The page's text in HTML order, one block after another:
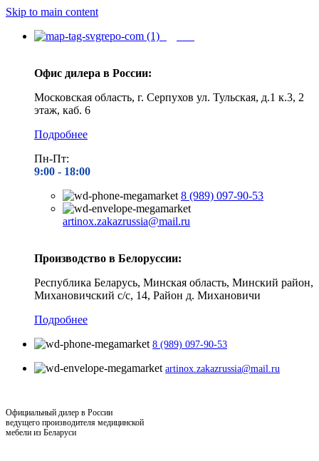
Skip to main content
Офис дилера в России:
Московская область, г. Серпухов ул. Тульская, д.1 к.3, 2
этаж, каб. 6
Подробнее
Пн-Пт:
9:00 - 18:00
8 (989) 097-90-53
artinox.zakazrussia@mail.ru
Производство в Белоруссии:
Республика Беларусь, Минская область, Минский район,
Михановичский с/с, 14, Район д. Михановичи
Подробнее
8 (989) 097-90-53
artinox.zakazrussia@mail.ru
Официальный дилер в России
ведущего производителя медицинской
мебели из Беларуси